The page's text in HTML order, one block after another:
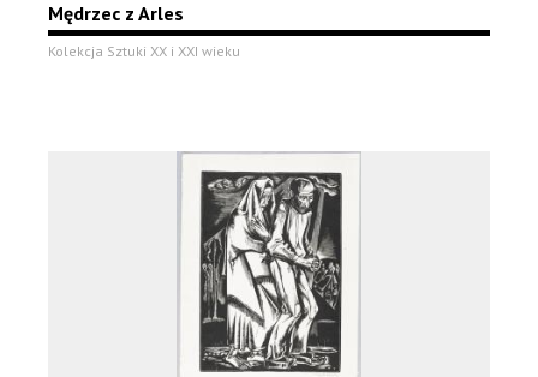
Mędrzec z Arles
Kolekcja Sztuki XX i XXI wieku